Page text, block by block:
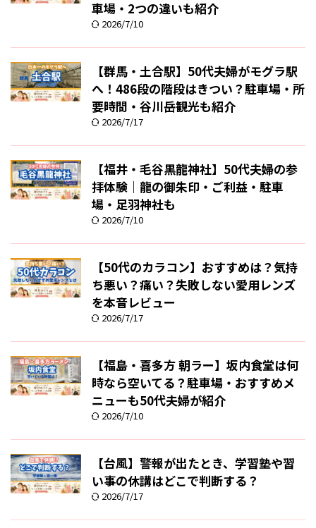
車場・2つの違いも紹介
2026/7/10
【群馬・土合駅】50代夫婦がモグラ駅
へ！486段の階段はきつい？駐車場・所
要時間・谷川岳観光も紹介
2026/7/17
【福井・毛谷黒龍神社】50代夫婦の参
拝体験｜龍の御朱印・ご利益・駐車
場・足羽神社も
2026/7/10
【50代のカラコン】おすすめは？気持
ち悪い？痛い？失敗しない愛用レンズ
を本音レビュー
2026/7/17
【福島・喜多方 朝ラー】坂内食堂は何
時なら空いてる？駐車場・おすすめメ
ニューも50代夫婦が紹介
2026/7/10
【台風】警報が出たとき、学習塾や習
い事の休講はどこで判断する？
2026/7/17